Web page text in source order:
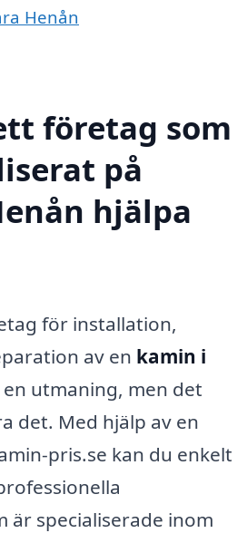
Henån
företag som
på
hjälpa
för installation,
av en kamin i
utmaning, men det
det. Med hjälp av en
pris.se kan du enkelt
är specialiserade inom